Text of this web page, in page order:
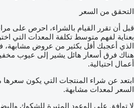
التحقق من السعر
قبل أن تقرر القيام بالشراء، احرص على
بعناية لفهم متوسط تكلفة المعدات التي
الذي أعجبك أقل بكثير من عروض مشابهة،
هناك فرق أسعار هائل يشير إلى عيوب مخفية
أعمال احتيالية.
ابتعد عن شراء المنتجات التي يكون
السعر لمعدات مشابهة.
لا توافق على الوعود المثيرة للشكوك